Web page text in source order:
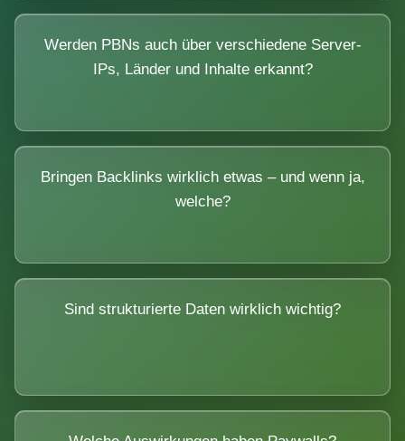
Werden PBNs auch über verschiedene Server-
IPs, Länder und Inhalte erkannt?
Bringen Backlinks wirklich etwas – und wenn ja,
welche?
Sind strukturierte Daten wirklich wichtig?